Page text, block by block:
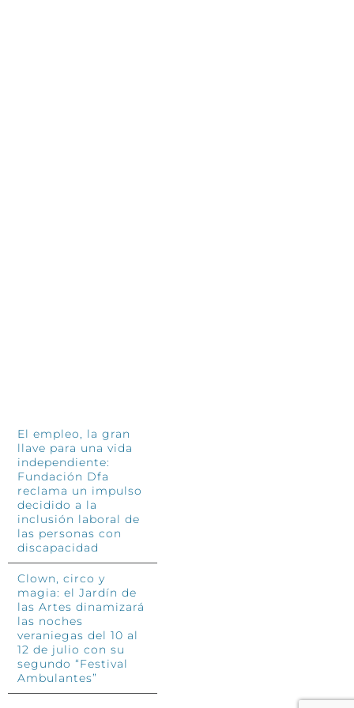
El empleo, la gran
llave para una vida
independiente:
Fundación Dfa
reclama un impulso
decidido a la
inclusión laboral de
las personas con
discapacidad
Clown, circo y
magia: el Jardín de
las Artes dinamizará
las noches
veraniegas del 10 al
12 de julio con su
segundo “Festival
Ambulantes”